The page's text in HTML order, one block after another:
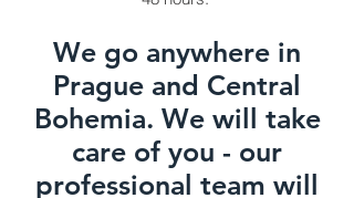
We go anywhere in
Prague and Central
Bohemia. We will take
care of you - our
professional team will